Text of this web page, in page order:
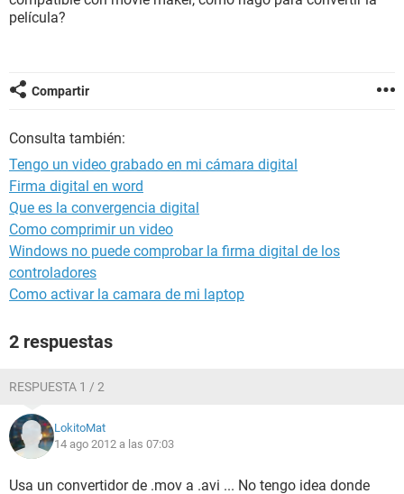
película?
Compartir
Consulta también:
Tengo un video grabado en mi cámara digital
Firma digital en word
Que es la convergencia digital
Como comprimir un video
Windows no puede comprobar la firma digital de los
controladores
Como activar la camara de mi laptop
2 respuestas
RESPUESTA 1 / 2
LokitoMat
14 ago 2012 a las 07:03
Usa un convertidor de .mov a .avi ... No tengo idea donde